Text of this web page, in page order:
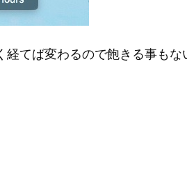
てば変わるので飽きる事もな